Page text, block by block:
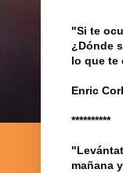
"Si te
¿Dónde
lo que te
Enric
**********
mañana